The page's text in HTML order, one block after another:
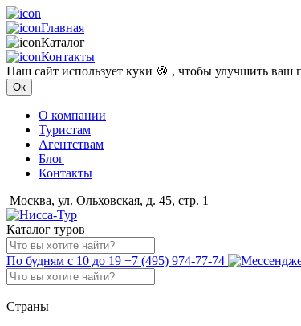
Главная
Каталог
Контакты
Наш сайт использует куки 🍪 , чтобы улучшить ваш
Ок
О компании
Туристам
Агентствам
Блог
Контакты
Москва, ул. Ольховская, д. 45, стр. 1
Каталог туров
По будням с 10 до 19 +7 (495) 974-77-74
Страны